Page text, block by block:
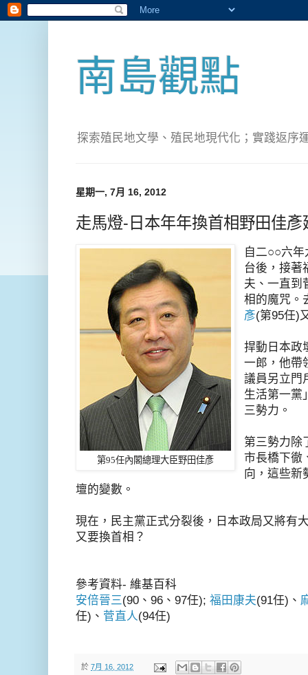
南島觀點
探索殖民地文學、殖民地現代化；實踐返序
星期一, 7月 16, 2012
走馬燈-日本年年換首相野田佳彥
第95任內閣總理大臣野田佳彥
自二○○六
台後，接著
夫、一直到
相的魔咒。
彥(第95任)
捍動日本政
一郎，他帶
議員另立門
生活第一黨
三勢力。
第三勢力除
市長橋下徹
向，這些新
壇的變數。
現在，民主黨正式分裂後，日本政局又將有
又要換首相？
參考資料- 維基百科
安倍晉三(90、96、97任); 福田康夫(91任)、
任)、 菅直人(94任)
於 7月 16, 2012